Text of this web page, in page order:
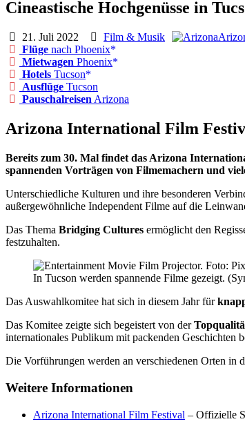
Cineastische Hochgenüsse in
21. Juli 2022 Film & Musik
Flüge nach Phoenix
Mietwagen Phoenix
Hotels Tucson
Ausflüge Tucson
Pauschalreisen Arizona
Arizona International Film
Bereits zum 30. Mal findet das Arizona
spannenden Vorträgen von Filmemachern und
Unterschiedliche Kulturen und ihre besonderen
außergewöhnliche Independent Filme auf die
Das Thema Bridging Cultures ermöglicht den
festzuhalten.
In Tucson werden spannende Filme gezeigt.
Das Auswahlkomitee hat sich in diesem Jahr für
Das Komitee zeigte sich begeistert von der
internationales Publikum mit packenden Geschichten
Die Vorführungen werden an verschiedenen Orten in
Weitere Informationen
Arizona International Film Festival – Offizielle